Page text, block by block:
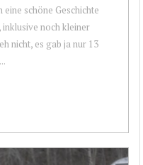
schöne Geschichte
inklusive noch kleiner
nicht, es gab ja nur 13